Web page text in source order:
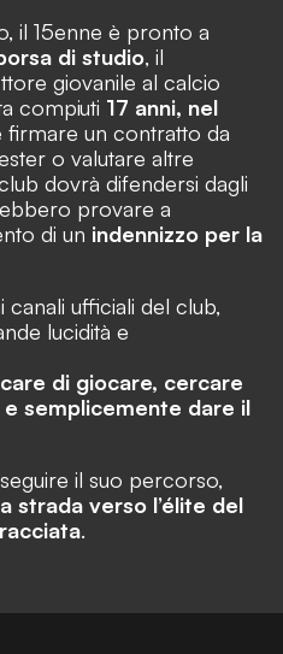
il 15enne è pronto a
di studio, il
giovanile al calcio
compiuti 17 anni, nel
firmare un contratto da
o valutare altre
dovrà difendersi dagli
provare a
di un indennizzo per la
canali ufficiali del club,
lucidità e
di giocare, cercare
semplicemente dare il
il suo percorso,
strada verso l’élite del
.